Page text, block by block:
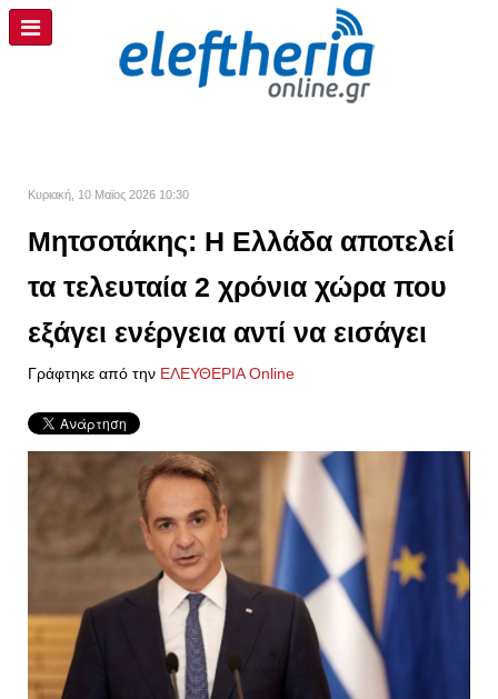
Κυριακή, 10 Μαϊος 2026 10:30
Μητσοτάκης: Η Ελλάδα αποτελεί
τα τελευταία 2 χρόνια χώρα που
εξάγει ενέργεια αντί να εισάγει
Γράφτηκε από την ΕΛΕΥΘΕΡΙΑ Online